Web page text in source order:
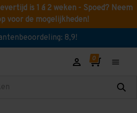
is 1 á 2 weken - Spoed? Neem
voor de mogelijkheden!
8,9!